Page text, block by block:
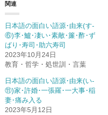
関連
日本語の面白い語源･由来(す-
⑥)李･鱸･凄い･素敵･簾･酢･ず
ばり･寿司･助六寿司
2023年10月24日
教育・哲学・処世訓・言葉
日本語の面白い語源･由来(い-
⑪)家･許婚･一張羅･一大事･稲
妻･痛み入る
2023年5月12日